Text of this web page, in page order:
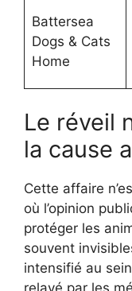
Battersea
Dogs & Cats
Home
Le réveil
la cause
Cette affaire
où l’opinion
protéger les
souvent
intensifié au